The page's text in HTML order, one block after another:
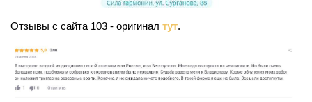
Отзывы с сайта 103 - оригинал тут.